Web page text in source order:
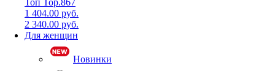
Топ Top.867
1 404.00 руб.
2 340.00 руб.
Для женщин
Новинки